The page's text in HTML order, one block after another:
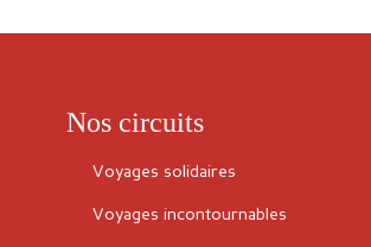
Nos circuits
Voyages solidaires
Voyages incontournables